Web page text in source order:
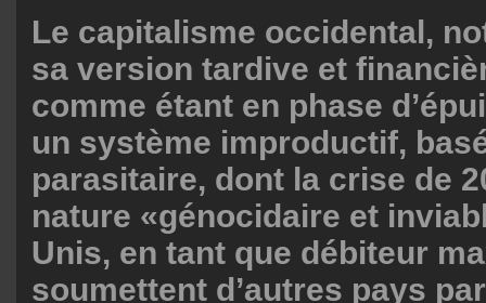
Le capitalisme occidental,
sa version tardive et
comme étant en phase
un système improductif,
parasitaire, dont la crise de
nature «génocidaire et
Unis, en tant que débiteur
soumettent d’autres pays